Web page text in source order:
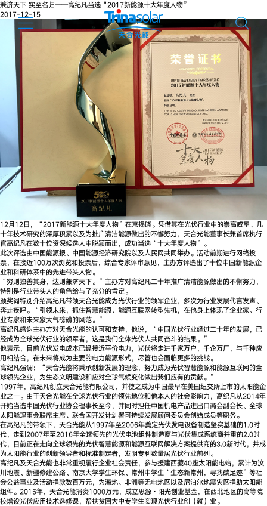
兼济天下 实至名归——高纪凡当选“2017新能源十大年度人物”
2017-12-15
12月12日，“2017新能源十大年度人物”在京揭晓。凭借其在光伏行业中的崇高威望、几
十年技术研究的深厚积累以及为推广清洁能源做出的不懈努力，天合光能董事长兼首席执行
官高纪凡在数十位资深候选人中脱颖而出，成功当选“十大年度人物”。
此次评选由中国能源报、中国能源经济研究院以及人民网共同举办。活动前期进行网络投
票，在接近100万次浏览和投票后，综合专家评审意见，主办方评选出了十位中国新能源企
业和科研体系中的先进带头人物。
“穷则独善其身，达则兼济天下。”主办方对高纪凡二十年推广清洁能源做出的不懈努力，
特别是行业带头人的角色给与了充分的肯定。
颁奖词特别介绍高纪凡带领天合光能成为光伏行业的领军企业，多次为行业发展代言发声、
奔走疾呼。“引领未来，抓住智慧能源、能源互联网转型先机，在他身上体现了企业家、行
业专家和未来家大气磅礴的风范。”
高纪凡感谢主办方对天合光能的认可和支持，他说，“中国光伏行业经过二十年的发展，已
经成为全球光伏行业的领军者，这是我们全体光伏人共同奋斗的结果。”
他表示，目前光伏发电成本已经接近平价电力，光伏将走进千家万户，千企万厂，与千种应
用相结合，在未来将成为主要的电力能源形式，尽管也会面临更多的挑战。
高纪凡强调：“天合光能将秉承创新发展的理念，努力成为光伏智慧能源和能源互联网的全
球领先企业，为生态文明建设和应对全球气候变化做出我们应有的贡献。”
1997年，高纪凡创立天合光能有限公司，并使之成为中国最早在美国纽交所上市的太阳能企
业之一。由于天合光能在全球光伏行业的领先地位和他本人的社会影响力，高纪凡从2014年
开始当选中国光伏行业协会理事长至今，并同时担任中国机电产品进出口商会副会长、全球
太阳能理事会联席主席、联合国开发计划署可持续发展顾问委员会创始成员等职务。
在高纪凡的带领下，天合光能从1997年至2006年奠定光伏发电设备制造坚实基础的1.0时
代，走到2007年至2016年全球领先的光伏电池组件制造商与光伏集成系统商并重的2.0时
代，目前正在走向全球领先的光伏智慧能源和能源互联网解决方案提供商的3.0新时代，并成
为太阳能行业的创新领导者和标准制定者，发明专利数量居光伏行业前列。
高纪凡及天合光能也非常重视履行企业社会责任，参与援建西藏40座太阳能电站，累计为汶
川地震、新疆修建公路、南京大学学生环保、常州中学生“生态新常州，寻找碳足迹”等社
会公益事业及活动捐款数百万元，为海地、非洲等无电地区以及尼泊尔地震灾区捐助太阳能
组件。2015年，天合光能捐资1000万元，成立思源·阳光创业基金，在西北地区的高等院
校增设光伏应用技术选修课，帮扶贫困大中专学生实现光伏行业创（就）业。